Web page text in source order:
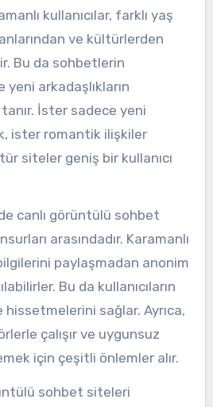
kullanıcılar, farklı yaş
ve kültürlerden
Bu da sohbetlerin
arkadaşlıkların
İster sadece yeni
ister romantik ilişkiler
siteler geniş bir kullanıcı
canlı görüntülü sohbet
arasındadır. Karamanlı
paylaşmadan anonim
Bu da kullanıcıların
sağlar. Ayrıca,
çalışır ve uygunsuz
için çeşitli önlemler alır.
sohbet siteleri